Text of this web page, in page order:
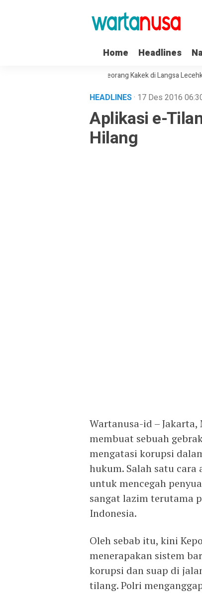
Home Headlines
Seorang Kakek di Langsa Lecehkan
HEADLINES· 17 Des 2016
Aplikasi e-
Hilang
Wartanusa-id –
membuat sebuah
mengatasi korupsi
hukum. Salah satu
untuk mencegah
sangat lazim terutama
Indonesia.
Oleh sebab itu, kini
menerapakan sistem
korupsi dan suap di
tilang. Polri